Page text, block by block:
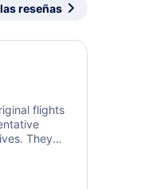
reseñas
flights
They
for the